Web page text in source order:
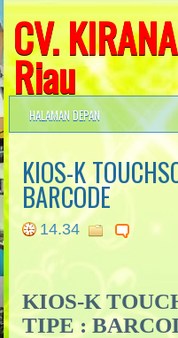
CV.
Riau
Mesin
Text,
Bahasa ,
Faksimille ,
HALAMAN DEPAN
KIOS-K
BARCODE
14.34
KIOS-K
TIPE :